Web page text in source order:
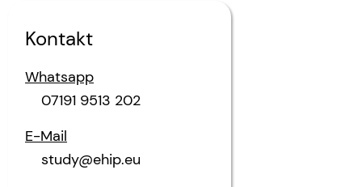
Kontakt
Whatsapp
07191 9513 202
E-Mail
study@ehip.eu